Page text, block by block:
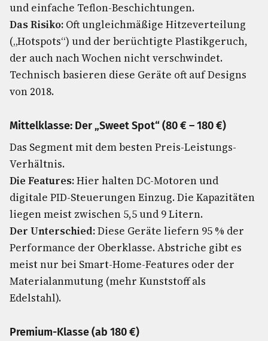
und einfache Teflon-Beschichtungen.
Das Risiko: Oft ungleichmäßige Hitzeverteilung
(„Hotspots“) und der berüchtigte Plastikgeruch,
der auch nach Wochen nicht verschwindet.
Technisch basieren diese Geräte oft auf Designs
von 2018.
Mittelklasse: Der „Sweet Spot“ (80 € – 180 €)
Das Segment mit dem besten Preis-Leistungs-
Verhältnis.
Die Features:Hier halten DC-Motoren und
digitale PID-Steuerungen Einzug. Die Kapazitäten
liegen meist zwischen 5,5 und 9 Litern.
Der Unterschied:Diese Geräte liefern 95 % der
Performance der Oberklasse. Abstriche gibt es
meist nur bei Smart-Home-Features oder der
Materialanmutung (mehr Kunststoff als
Edelstahl).
Premium-Klasse (ab 180 €)